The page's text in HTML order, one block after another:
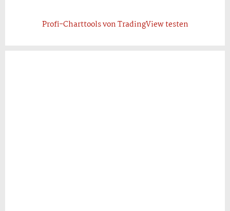
Profi-Charttools von TradingView testen